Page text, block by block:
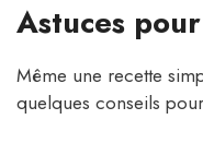
Astuces
Même une recette
quelques conseils